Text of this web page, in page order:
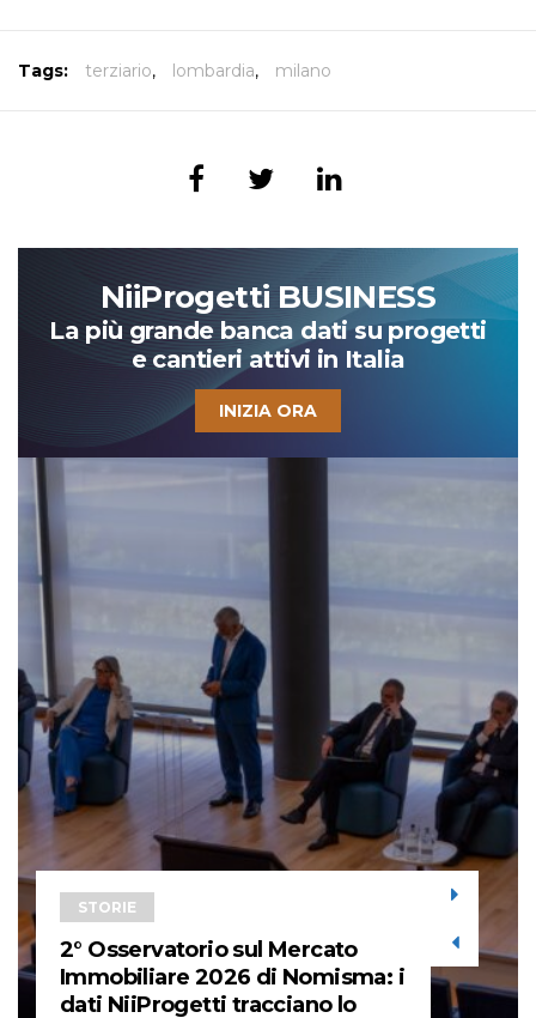
Tags: terziario, lombardia, milano
NiiProgetti BUSINESS
La più grande banca dati su progetti
e cantieri attivi in Italia
INIZIA ORA
STORIE
2° Osservatorio sul Mercato
Immobiliare 2026 di Nomisma: i
dati NiiProgetti tracciano lo